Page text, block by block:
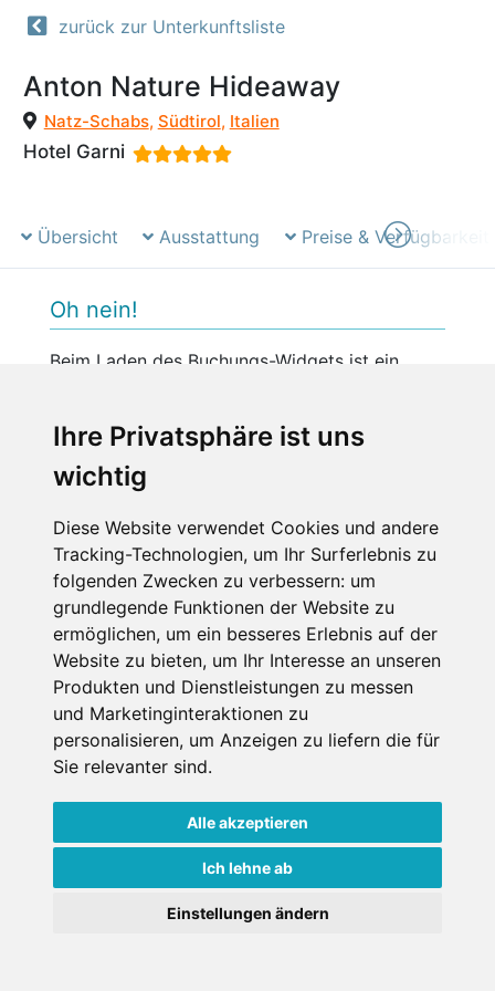
Ihre Privatsphäre ist uns
wichtig
Diese Website verwendet Cookies und andere
Tracking-Technologien, um Ihr Surferlebnis zu
folgenden Zwecken zu verbessern: um
grundlegende Funktionen der Website zu
ermöglichen, um ein besseres Erlebnis auf der
Website zu bieten, um Ihr Interesse an unseren
Produkten und Dienstleistungen zu messen
und Marketinginteraktionen zu
personalisieren, um Anzeigen zu liefern die für
Sie relevanter sind.
Alle akzeptieren
Ich lehne ab
Einstellungen ändern
zurück zur Unterkunftsliste
Anton Nature Hideaway
Natz-Schabs, Südtirol, Italien
Hotel Garni
Übersicht Ausstattung Preise & Verfügbarkeit
Oh nein!
Beim Laden des Buchungs-Widgets ist ein
Datenschutzbedingungen
Nutzungsbedingungen Impressum Kontakt
Copyright © Schneemenschen GmbH 2026